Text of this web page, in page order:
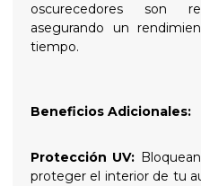
oscurecedores son
asegurando un
tiempo.
Beneficios Adicionales:
Protección UV:
proteger el interior de tu